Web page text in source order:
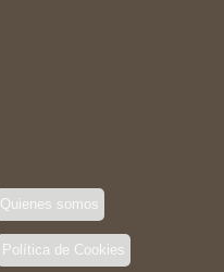
Quienes somos
Política de Cookies